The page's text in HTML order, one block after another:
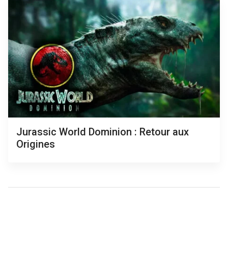
Jurassic World Dominion : Retour aux
Origines